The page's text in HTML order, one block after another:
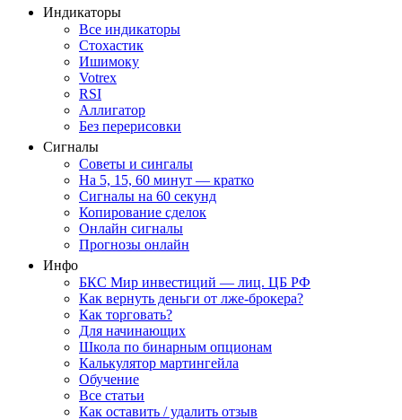
Индикаторы
Все индикаторы
Стохастик
Ишимоку
Votrex
RSI
Аллигатор
Без перерисовки
Сигналы
Советы и сингалы
На 5, 15, 60 минут — кратко
Сигналы на 60 секунд
Копирование сделок
Онлайн сигналы
Прогнозы онлайн
Инфо
БКС Мир инвестиций — лиц. ЦБ РФ
Как вернуть деньги от лже-брокера?
Как торговать?
Для начинающих
Школа по бинарным опционам
Калькулятор мартингейла
Обучение
Все статьи
Как оставить / удалить отзыв